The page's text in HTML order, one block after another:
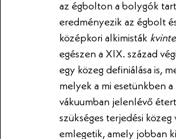
az égbolton a bolygók
eredményezik az égbolt
középkori alkimisták
egészen a XIX. század
egy közeg definiálása is,
melyek a mi esetünkben
vákuumban jelenlévő
szükséges terjedési
emlegetik, amely jobban